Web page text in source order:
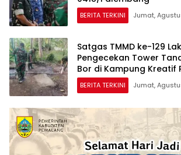
BERITA TERKINI Jumat,
Satgas TMMD ke-129
Pengecekan Tower
Bor di Kampung Kreatif
BERITA TERKINI Jumat,